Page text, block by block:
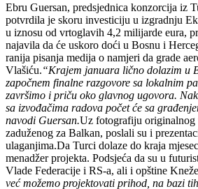
Ebru Guersan, predsjednica konzorcija iz
potvrdila je skoru investiciju u izgradnju
u iznosu od vrtoglavih 4,2 milijarde eura,
najavila da će uskoro doći u Bosnu i
ranija pisanja medija o namjeri da grade
Vlašiću.“Krajem januara lično dolazim u
započnem finalne razgovore sa lokalnim
završimo i priču oko glavnog ugovora.
sa izvođačima radova počet će sa
navodi Guersan.Uz fotografiju
zaduženog za Balkan, poslali su i
ulaganjima.Da Turci dolaze do kraja
menadžer projekta. Podsjeća da su u
Vlade Federacije i RS-a, ali i opštine
već možemo projektovati prihod, na bazi